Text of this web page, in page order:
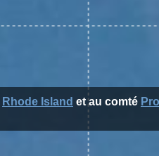
Rhode Island et au comté